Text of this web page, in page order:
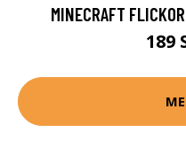
MINECRAFT
189